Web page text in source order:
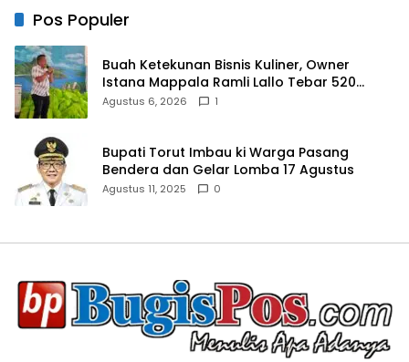
Pos Populer
Buah Ketekunan Bisnis Kuliner, Owner
Istana Mappala Ramli Lallo Tebar 520
Paket Sembako di Gowa
Agustus 6, 2026 1
Bupati Torut Imbau ki Warga Pasang
Bendera dan Gelar Lomba 17 Agustus
Agustus 11, 2025 0